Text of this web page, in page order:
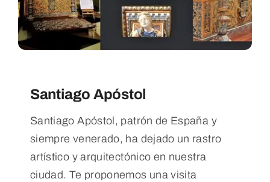
Santiago Apóstol
Santiago Apóstol, patrón de España y
siempre venerado, ha dejado un rastro
artístico y arquitectónico en nuestra
ciudad. Te proponemos una visita